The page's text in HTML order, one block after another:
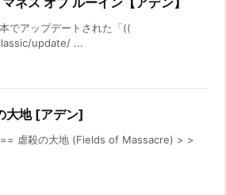
でアップデートされた「((
update/ ...
大地 [アデン]
虐殺の大地 (Fields of Massacre) > >